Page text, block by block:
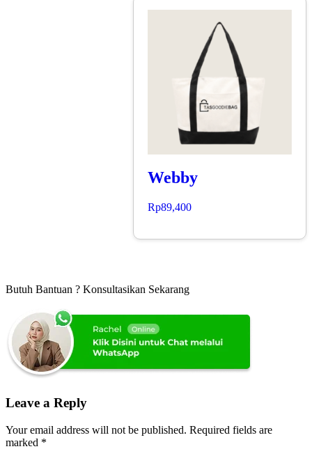
Webby
Rp89,400
Butuh Bantuan ? Konsultasikan Sekarang
Leave a Reply
Your email address will not be published. Required fields are
marked *